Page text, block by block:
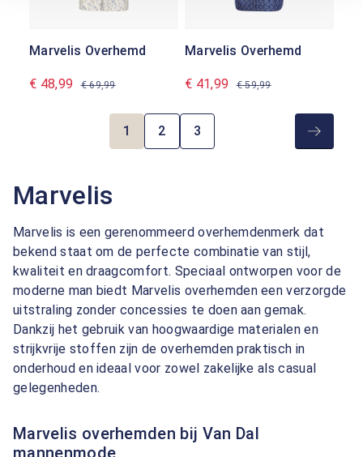
Marvelis Overhemd
€ 48,99 € 69,99
Marvelis Overhemd
€ 41,99 € 59,99
Pagina
1
Pagina
2
Pagina
3
Marvelis
Marvelis is een gerenommeerd overhemdenmerk dat
bekend staat om de perfecte combinatie van stijl,
kwaliteit en draagcomfort. Speciaal ontworpen voor de
moderne man biedt Marvelis overhemden een verzorgde
uitstraling zonder concessies te doen aan gemak.
Dankzij het gebruik van hoogwaardige materialen en
strijkvrije stoffen zijn de overhemden praktisch in
onderhoud en ideaal voor zowel zakelijke als casual
gelegenheden.
Marvelis overhemden bij Van Dal
mannenmode